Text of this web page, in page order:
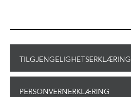
TILGJENGELIGHETSERKLÆRING
PERSONVERNERKLÆRING